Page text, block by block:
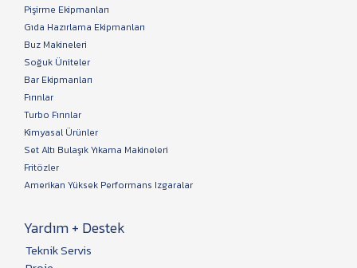
Pişirme Ekipmanları
Gıda Hazırlama Ekipmanları
Buz Makineleri
Soğuk Üniteler
Bar Ekipmanları
Fırınlar
Turbo Fırınlar
Kimyasal Ürünler
Set Altı Bulaşık Yıkama Makineleri
Fritözler
Amerikan Yüksek Performans Izgaralar
Yardım + Destek
Teknik Servis